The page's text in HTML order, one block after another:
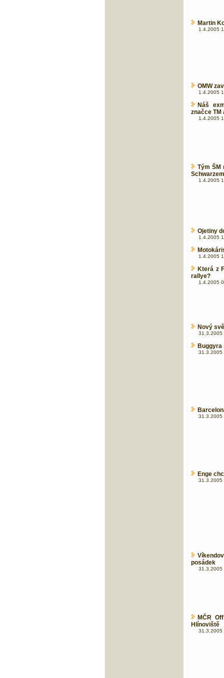
Martin
1.4.2005
OMW
1.4.2005
Náš
značce TM
1.4.2005
Tým ŠM
Schwarzem
1.4.2005
Ojetiny
1.4.2005
1.4.2005
Která z
rallye?
1.4.2005
Nový
31.3.2005
Buggyra
31.3.2005
31.3.2005
Enge
31.3.2005
posádek
31.3.2005
MČR
Hlínoviště
31.3.2005